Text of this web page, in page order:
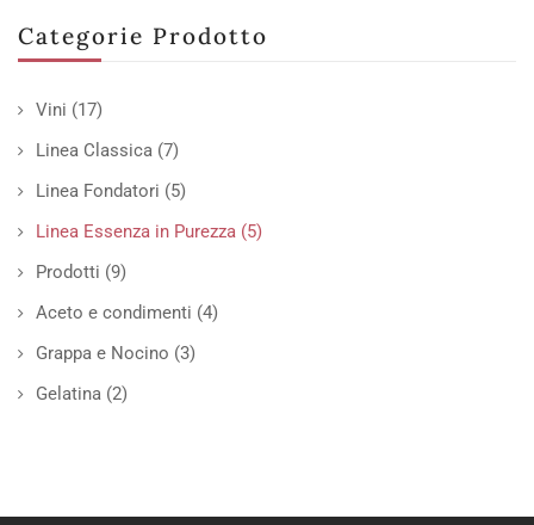
Categorie Prodotto
Vini (17)
Linea Classica (7)
Linea Fondatori (5)
Linea Essenza in Purezza (5)
Prodotti (9)
Aceto e condimenti (4)
Grappa e Nocino (3)
Gelatina (2)